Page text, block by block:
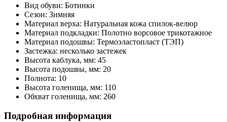
Вид обуви: Ботинки
Сезон: Зимняя
Материал верха: Натуральная кожа спилок-велюр
Материал подкладки: Полотно ворсовое трикотажное
Материал подошвы: Термоэластопласт (ТЭП)
Застежка: несколько застежек
Высота каблука, мм: 45
Высота подошвы, мм: 20
Полнота: 10
Высота голенища, мм: 110
Обхват голенища, мм: 260
Подробная информация